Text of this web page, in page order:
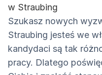
w Straubing
Szukasz nowych
Straubing jesteś we
kandydaci są tak
pracy. Dlatego